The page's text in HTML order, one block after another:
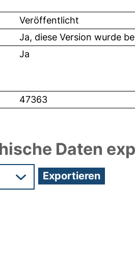
Veröffentlicht
Ja, diese Version wurde
Ja
47363
Daten